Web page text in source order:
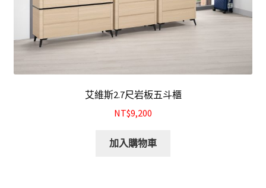
艾維斯2.7尺岩板五斗櫃
NT$9,200
加入購物車